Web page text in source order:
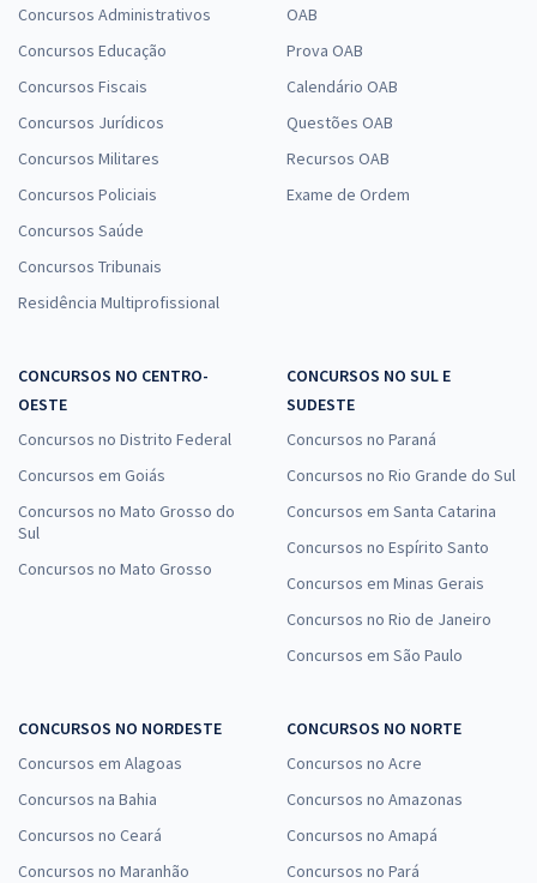
Concursos Administrativos
Concursos Educação
Concursos Fiscais
Concursos Jurídicos
Concursos Militares
Concursos Policiais
Concursos Saúde
Concursos Tribunais
Residência Multiprofissional
OAB
Prova OAB
Calendário OAB
Questões OAB
Recursos OAB
Exame de Ordem
CONCURSOS NO CENTRO-
OESTE
Concursos no Distrito Federal
Concursos em Goiás
Concursos no Mato Grosso do
Sul
Concursos no Mato Grosso
CONCURSOS NO SUL E
SUDESTE
Concursos no Paraná
Concursos no Rio Grande do Sul
Concursos em Santa Catarina
Concursos no Espírito Santo
Concursos em Minas Gerais
Concursos no Rio de Janeiro
Concursos em São Paulo
CONCURSOS NO NORDESTE
Concursos em Alagoas
Concursos na Bahia
Concursos no Ceará
Concursos no Maranhão
CONCURSOS NO NORTE
Concursos no Acre
Concursos no Amazonas
Concursos no Amapá
Concursos no Pará